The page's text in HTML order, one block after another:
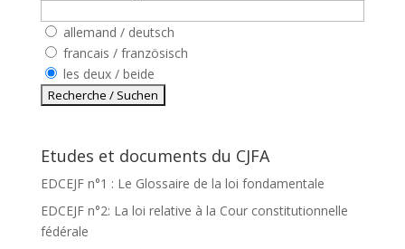
allemand / deutsch
francais / französisch
les deux / beide
Etudes et documents du CJFA
EDCEJF n°1 : Le Glossaire de la loi fondamentale
EDCEJF n°2: La loi relative à la Cour constitutionnelle
fédérale